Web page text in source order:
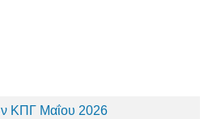
ΚΠΓ Μαΐου 2026